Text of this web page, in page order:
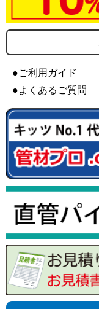
●ご利用ガイド
●よくあるご質問